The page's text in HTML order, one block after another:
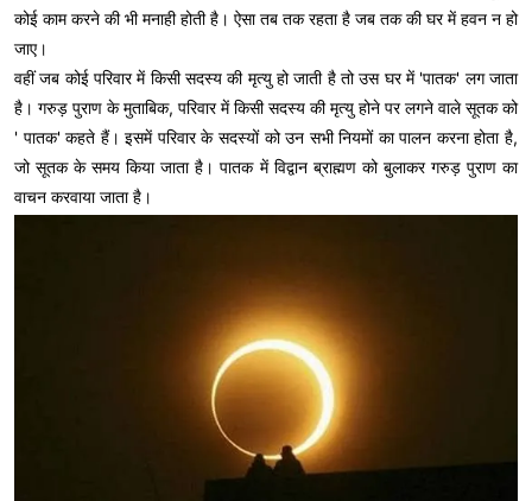
कोई काम करने की भी मनाही होती है। ऐसा तब तक रहता है जब तक की घर में हवन न हो
जाए।
वहीं जब कोई परिवार में किसी सदस्य की मृत्यु हो जाती है तो उस घर में 'पातक' लग जाता
है। गरुड़ पुराण के मुताबिक, परिवार में किसी सदस्य की मृत्यु होने पर लगने वाले सूतक को
' पातक' कहते हैं। इसमें परिवार के सदस्यों को उन सभी नियमों का पालन करना होता है,
जो सूतक के समय किया जाता है। पातक में विद्वान ब्राह्मण को बुलाकर गरुड़ पुराण का
वाचन करवाया जाता है।